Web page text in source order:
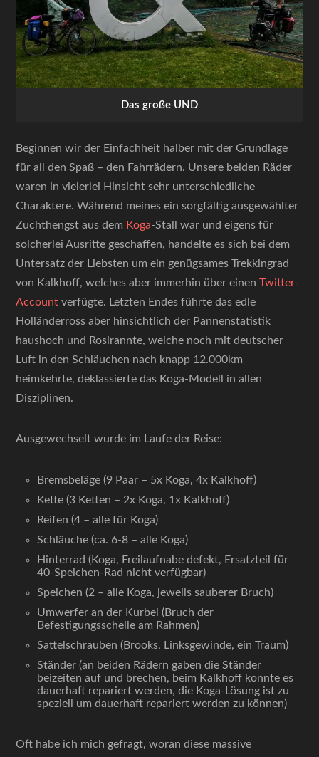
Das große UND
Beginnen wir der Einfachheit halber mit der Grundlage
für all den Spaß – den Fahrrädern. Unsere beiden Räder
waren in vielerlei Hinsicht sehr unterschiedliche
Charaktere. Während meines ein sorgfältig ausgewählter
Zuchthengst aus dem Koga-Stall war und eigens für
solcherlei Ausritte geschaffen, handelte es sich bei dem
Untersatz der Liebsten um ein genügsames Trekkingrad
von Kalkhoff, welches aber immerhin über einenTwitter-
Account verfügte. Letzten Endes führte das edle
Holländerross aber hinsichtlich der Pannenstatistik
haushoch und Rosirannte, welche noch mit deutscher
Luft in den Schläuchen nach knapp 12.000km
heimkehrte, deklassierte das Koga-Modell in allen
Disziplinen.
Ausgewechselt wurde im Laufe der Reise:
Bremsbeläge (9 Paar – 5x Koga, 4x Kalkhoff)
Kette (3 Ketten – 2x Koga, 1x Kalkhoff)
Reifen (4 – alle für Koga)
Schläuche (ca. 6-8 – alle Koga)
Hinterrad (Koga, Freilaufnabe defekt, Ersatzteil für
40-Speichen-Rad nicht verfügbar)
Speichen (2 – alle Koga, jeweils sauberer Bruch)
Umwerfer an der Kurbel (Bruch der
Befestigungsschelle am Rahmen)
Sattelschrauben (Brooks, Linksgewinde, ein Traum)
Ständer (an beiden Rädern gaben die Ständer
beizeiten auf und brechen, beim Kalkhoff konnte es
dauerhaft repariert werden, die Koga-Lösung ist zu
speziell um dauerhaft repariert werden zu können)
Oft habe ich mich gefragt, woran diese massive